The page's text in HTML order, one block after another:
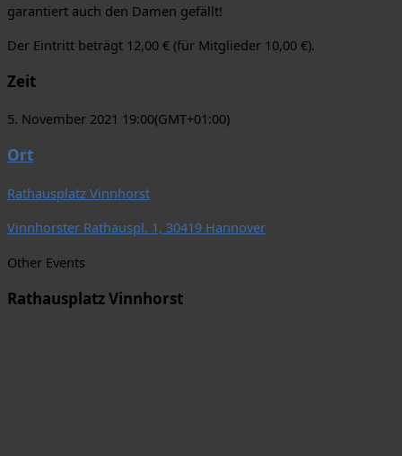
garantiert auch den Damen gefällt!
Der Eintritt beträgt 12,00 € (für Mitglieder 10,00 €).
Zeit
5. November 2021 19:00(GMT+01:00)
Ort
Rathausplatz Vinnhorst
Vinnhorster Rathauspl. 1, 30419 Hannover
Other Events
Rathausplatz Vinnhorst